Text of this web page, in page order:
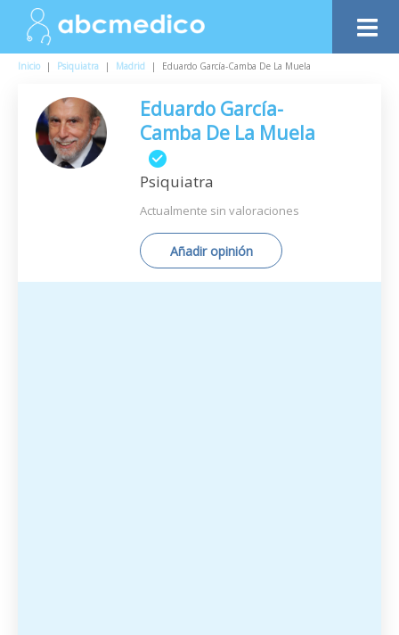
Inicio | Psiquiatra | Madrid | Eduardo García-Camba De La Muela
Eduardo García-
Camba De La Muela
Psiquiatra
Actualmente sin valoraciones
Añadir opinión